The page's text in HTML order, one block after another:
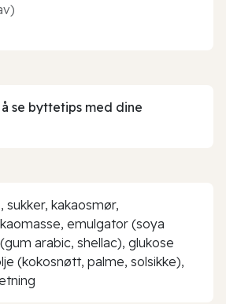
se byttetips med dine
sukker, kakaosmør,
emulgator (soya
arabic, shellac), glukose
(kokosnøtt, palme, solsikke),